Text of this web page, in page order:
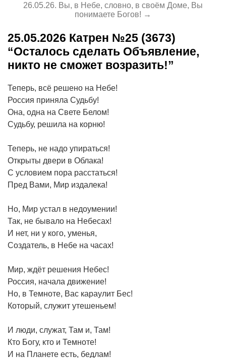
26.05.26. Вы, в Небе, словно, в своём Доме, Вы
понимаете Богов! →
25.05.2026 Катрен №25 (3673)
“Осталось сделать Объявление,
никто не сможет возразить!”
Теперь, всё решено на Небе!
Россия приняла Судьбу!
Она, одна на Свете Белом!
Судьбу, решила на корню!
Теперь, не надо упираться!
Открыты двери в Облака!
С условием пора расстаться!
Пред Вами, Мир издалека!
Но, Мир устал в недоумении!
Так, не бывало на Небесах!
И нет, ни у кого, уменья,
Создатель, в Небе на часах!
Мир, ждёт решения Небес!
Россия, начала движение!
Но, в Темноте, Вас караулит Бес!
Который, служит утешеньем!
И люди, служат, Там и, Там!
Кто Богу, кто и Темноте!
И на Планете есть, бедлам!